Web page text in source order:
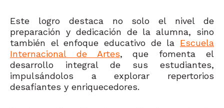
Este logro destaca no solo el nivel de
preparación y dedicación de la alumna, sino
también el enfoque educativo de la Escuela
Internacional de Artes, que fomenta el
desarrollo integral de sus estudiantes,
impulsándolos a explorar repertorios
desafiantes y enriquecedores.